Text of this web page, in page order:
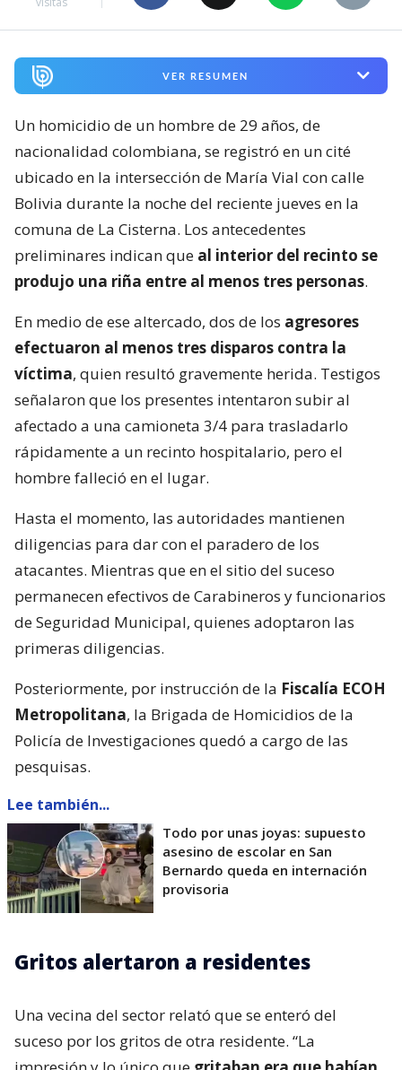
VER RESUMEN
Un homicidio de un hombre de 29 años, de
nacionalidad colombiana, se registró en un cité
ubicado en la intersección de María Vial con calle
Bolivia durante la noche del reciente jueves en la
comuna de La Cisterna. Los antecedentes
preliminares indican que al interior del recinto se
produjo una riña entre al menos tres personas.
En medio de ese altercado, dos de los agresores
efectuaron al menos tres disparos contra la
víctima, quien resultó gravemente herida. Testigos
señalaron que los presentes intentaron subir al
afectado a una camioneta 3/4 para trasladarlo
rápidamente a un recinto hospitalario, pero el
hombre falleció en el lugar.
Hasta el momento, las autoridades mantienen
diligencias para dar con el paradero de los
atacantes. Mientras que en el sitio del suceso
permanecen efectivos de Carabineros y funcionarios
de Seguridad Municipal, quienes adoptaron las
primeras diligencias.
Posteriormente, por instrucción de la Fiscalía ECOH
Metropolitana, la Brigada de Homicidios de la
Policía de Investigaciones quedó a cargo de las
pesquisas.
Lee también...
Todo por unas joyas: supuesto
asesino de escolar en San
Bernardo queda en internación
provisoria
Gritos alertaron a residentes
Una vecina del sector relató que se enteró del
suceso por los gritos de otra residente. “La